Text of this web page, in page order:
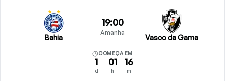
Bahia
19:00
Amanha
Vasco da Gama
COMEÇA EM
1
d
01
h
16
m